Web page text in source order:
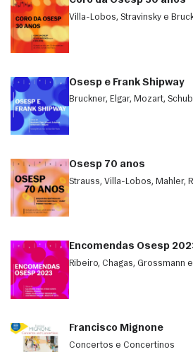
Villa-Lobos, Stravinsky e
Osesp e Frank Shipway
Bruckner, Elgar, Mozart,
Osesp 70 anos
Strauss, Villa-Lobos, Mahler,
Encomendas Osesp
Ribeiro, Chagas, Grossmann
Francisco Mignone
Concertos e Concertinos